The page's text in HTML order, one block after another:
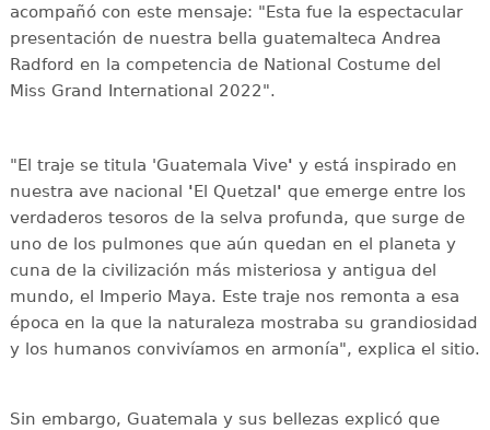
acompañó con este mensaje: "Esta fue la espectacular
presentación de nuestra bella guatemalteca Andrea
Radford en la competencia de National Costume del
Miss Grand International 2022".
"El traje se titula 'Guatemala Vive' y está inspirado en
nuestra ave nacional 'El Quetzal' que emerge entre los
verdaderos tesoros de la selva profunda, que surge de
uno de los pulmones que aún quedan en el planeta y
cuna de la civilización más misteriosa y antigua del
mundo, el Imperio Maya. Este traje nos remonta a esa
época en la que la naturaleza mostraba su grandiosidad
y los humanos convivíamos en armonía", explica el sitio.
Sin embargo, Guatemala y sus bellezas explicó que